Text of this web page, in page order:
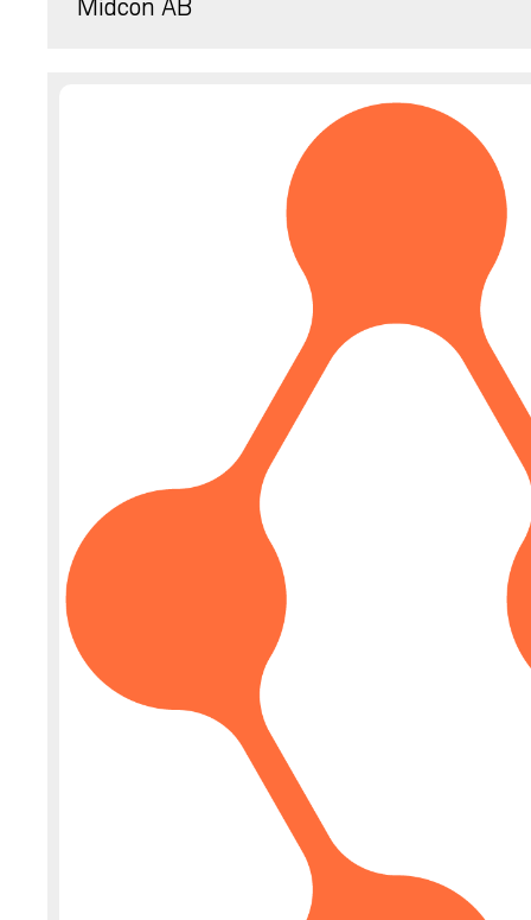
Midcon AB